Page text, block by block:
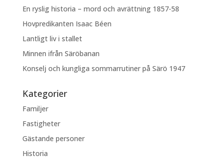
En ryslig historia – mord och avrättning 1857-58
Hovpredikanten Isaac Béen
Lantligt liv i stallet
Minnen ifrån Säröbanan
Konselj och kungliga sommarrutiner på Särö 1947
Kategorier
Familjer
Fastigheter
Gästande personer
Historia